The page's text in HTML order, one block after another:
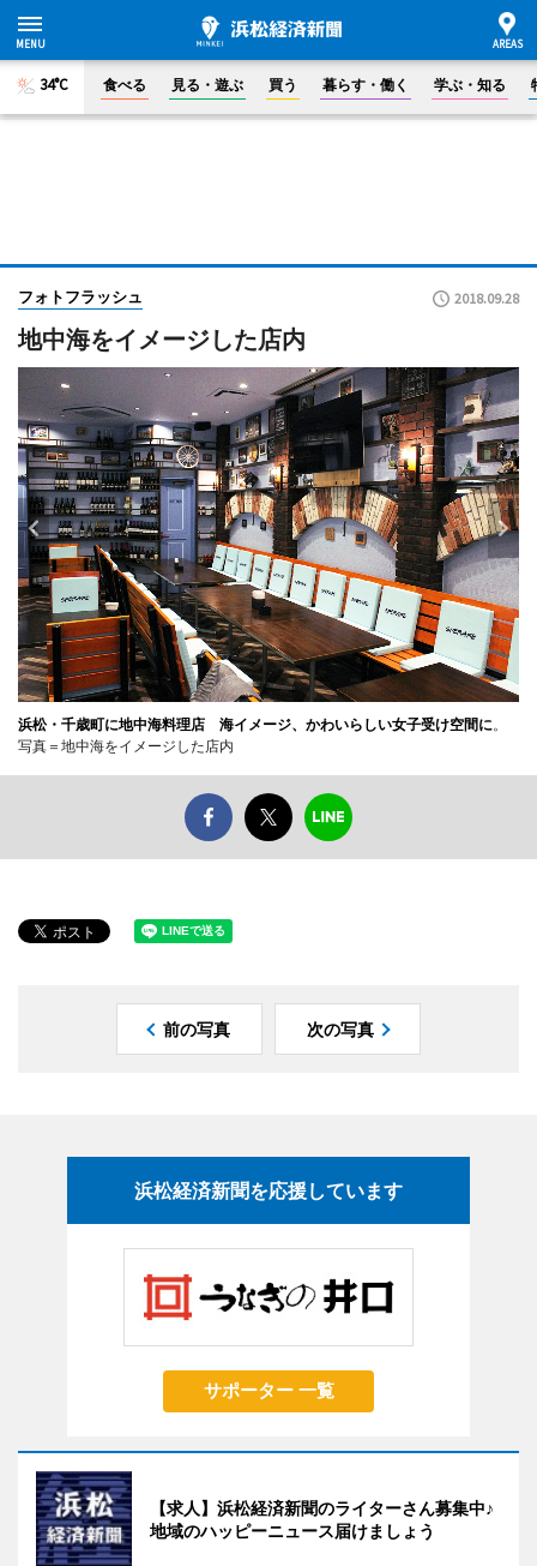
34°C 食べる 見る・遊ぶ 買う 暮らす・働く 学ぶ・知る
フォトフラッシュ 2018.09.28
地中海をイメージした店内
浜松・千歳町に地中海料理店 海イメージ、かわいらしい女子受け空間に 。
写真＝地中海をイメージした店内
前の写真 次の写真
浜松経済新聞を応援しています
サポーター 一覧
【求人】浜松経済新聞のライターさん募集中♪
地域のハッピーニュース届けましょう